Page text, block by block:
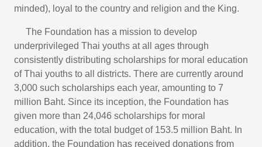
minded), loyal to the country and religion and the King.
The Foundation has a mission to develop
underprivileged Thai youths at all ages through
consistently distributing scholarships for moral education
of Thai youths to all districts. There are currently around
3,000 such scholarships each year, amounting to 7
million Baht. Since its inception, the Foundation has
given more than 24,046 scholarships for moral
education, with the total budget of 153.5 million Baht. In
addition, the Foundation has received donations from